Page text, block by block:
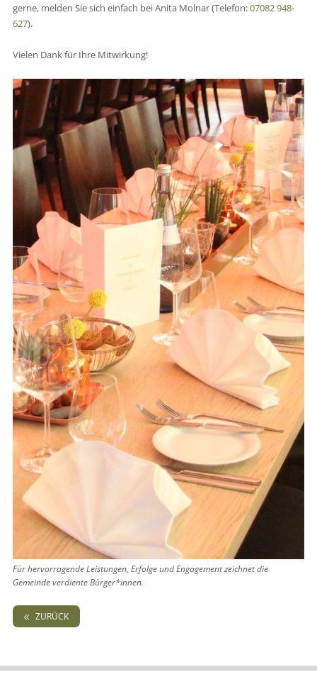
gerne, melden Sie sich einfach bei Anita Molnar (Telefon:07082 948-
627).
Vielen Dank für Ihre Mitwirkung!
Für hervorragende Leistungen, Erfolge und Engagement zeichnet die
Gemeinde verdiente Bürger*innen.
ZURÜCK